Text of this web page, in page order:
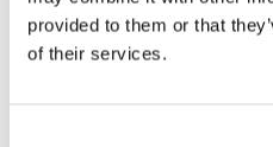
provided to them or that
of their services.